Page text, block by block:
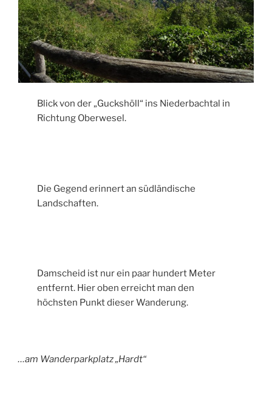
Blick von der „Guckshöll“ ins Niederbachtal in
Richtung Oberwesel.
Die Gegend erinnert an südländische
Landschaften.
Damscheid ist nur ein paar hundert Meter
entfernt. Hier oben erreicht man den
höchsten Punkt dieser Wanderung.
…am Wanderparkplatz „Hardt“